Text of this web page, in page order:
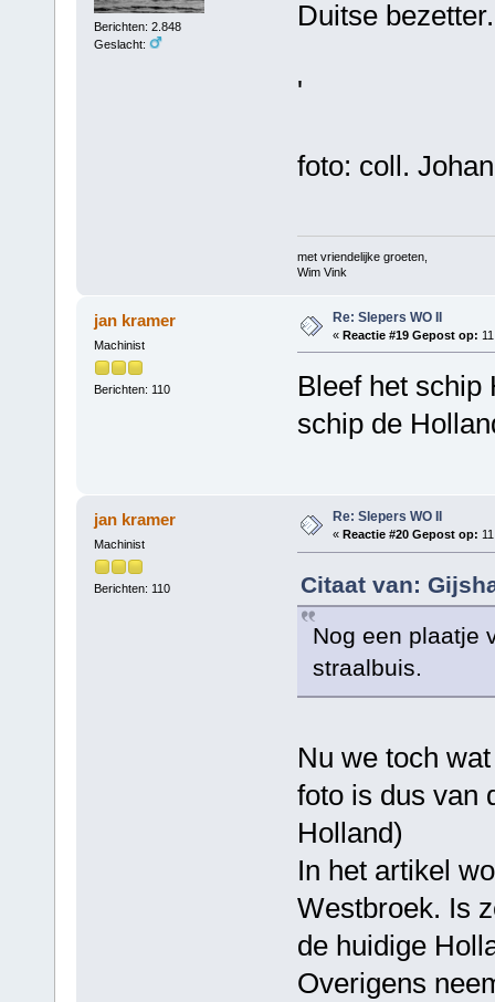
Berichten: 2.848
Geslacht:
Duitse bezetter.
'
foto: coll.
met vriendelijke groeten,
Wim Vink
jan kramer
Machinist
Berichten: 110
Re: Slepers WO II
« Reactie #19 Gepost op:
Bleef het schip
schip de
jan kramer
Machinist
Berichten: 110
Re: Slepers WO II
« Reactie #20 Gepost op:
Citaat van:
Nog een plaatje
straalbuis.
Nu we toch
foto is dus van
Holland)
In het artikel
Westbroek. Is
de huidige
Overigens